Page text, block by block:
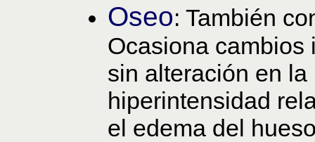
Oseo: También
Ocasiona cambios
sin alteración en
hiperintensidad
el edema del